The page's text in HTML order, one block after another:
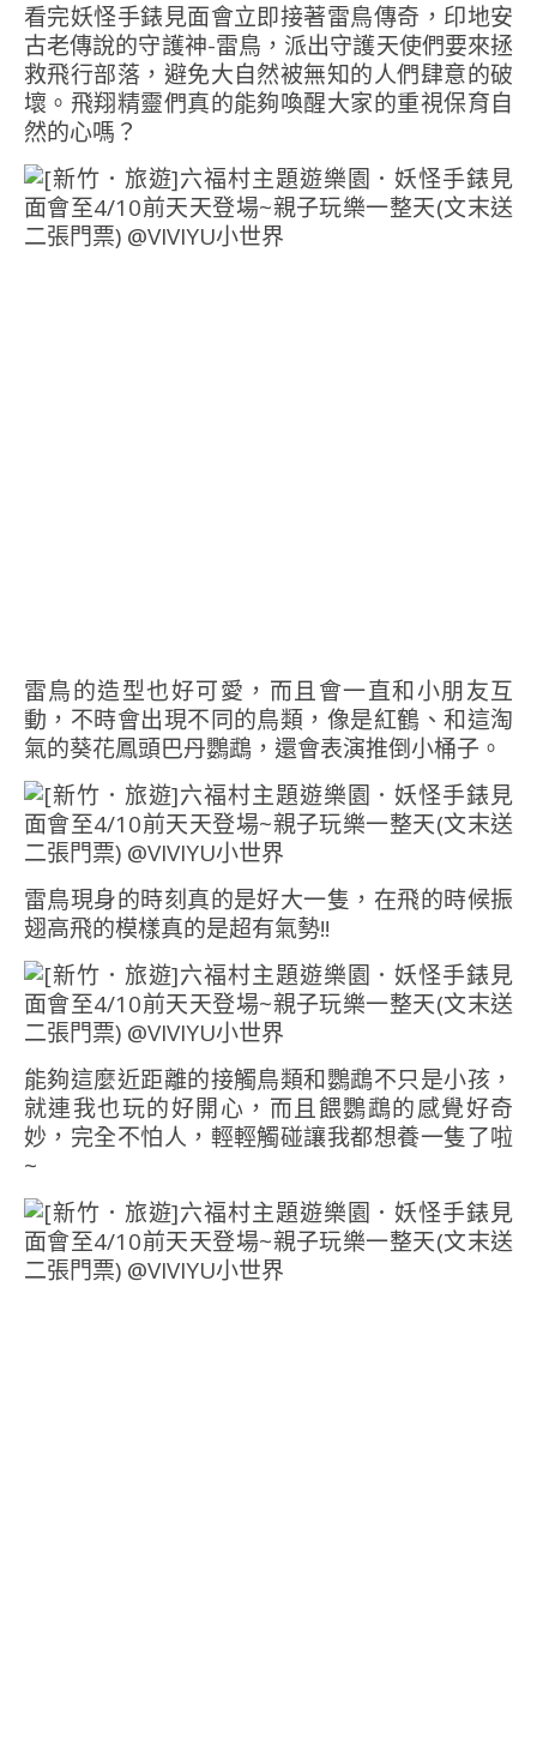
看完妖怪手錶見面會立即接著雷鳥傳奇，印地安
古老傳說的守護神-雷鳥，派出守護天使們要來拯
救飛行部落，避免大自然被無知的人們肆意的破
壞。飛翔精靈們真的能夠喚醒大家的重視保育自
然的心嗎？
雷鳥的造型也好可愛，而且會一直和小朋友互
動，不時會出現不同的鳥類，像是紅鶴、和這淘
氣的葵花鳳頭巴丹鸚鵡，還會表演推倒小桶子。
雷鳥現身的時刻真的是好大一隻，在飛的時候振
翅高飛的模樣真的是超有氣勢!!
能夠這麼近距離的接觸鳥類和鸚鵡不只是小孩，
就連我也玩的好開心，而且餵鸚鵡的感覺好奇
妙，完全不怕人，輕輕觸碰讓我都想養一隻了啦
~